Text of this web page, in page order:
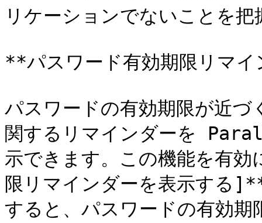
リケーションでないことを把
**パスワード有効期限リマ
パスワードの有効期限が近
関するリマインダーを
示できます。この機能を有
限リマインダーを表示する
すると、パスワードの有効